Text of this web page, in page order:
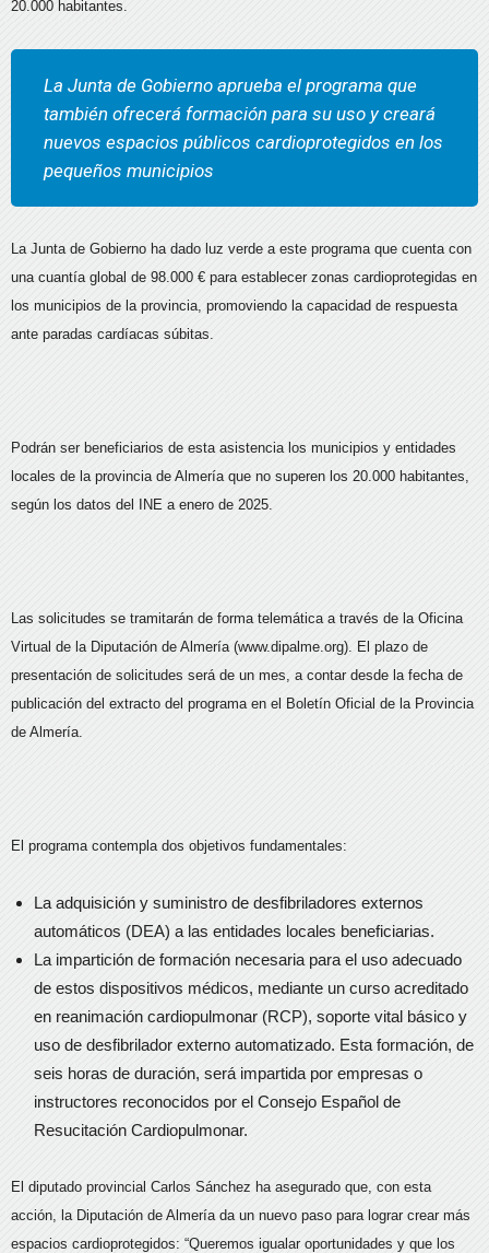
20.000 habitantes.
La Junta de Gobierno aprueba el programa que
también ofrecerá formación para su uso y creará
nuevos espacios públicos cardioprotegidos en los
pequeños municipios
La Junta de Gobierno ha dado luz verde a este programa que cuenta con
una cuantía global de 98.000 € para establecer zonas cardioprotegidas en
los municipios de la provincia, promoviendo la capacidad de respuesta
ante paradas cardíacas súbitas.
Podrán ser beneficiarios de esta asistencia los municipios y entidades
locales de la provincia de Almería que no superen los 20.000 habitantes,
según los datos del INE a enero de 2025.
Las solicitudes se tramitarán de forma telemática a través de la Oficina
Virtual de la Diputación de Almería (www.dipalme.org). El plazo de
presentación de solicitudes será de un mes, a contar desde la fecha de
publicación del extracto del programa en el Boletín Oficial de la Provincia
de Almería.
El programa contempla dos objetivos fundamentales:
La adquisición y suministro de desfibriladores externos
automáticos (DEA) a las entidades locales beneficiarias.
La impartición de formación necesaria para el uso adecuado
de estos dispositivos médicos, mediante un curso acreditado
en reanimación cardiopulmonar (RCP), soporte vital básico y
uso de desfibrilador externo automatizado. Esta formación, de
seis horas de duración, será impartida por empresas o
instructores reconocidos por el Consejo Español de
Resucitación Cardiopulmonar.
El diputado provincial Carlos Sánchez ha asegurado que, con esta
acción, la Diputación de Almería da un nuevo paso para lograr crear más
espacios cardioprotegidos: “Queremos igualar oportunidades y que los